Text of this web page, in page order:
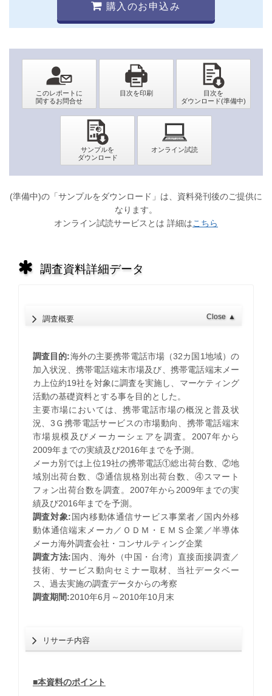
購入のお申込み
(準備中)の「サンプルをダウンロード」は、資料発刊後のご提供に
なります。
オンライン試読サービスとは 詳細はこちら
調査資料詳細データ
調査概要 Close ▲
調査目的:海外の主要携帯電話市場（32カ国1地域）の
加入状況、携帯電話端末市場及び、携帯電話端末メー
カ上位約19社を対象に調査を実施し、マーケティング
活動の基礎資料とする事を目的とした。
主要市場においては、携帯電話市場の概況と普及状
況、3Ｇ携帯電話サービスの市場動向、携帯電話端末
市場規模及びメーカーシェアを調査。2007年から
2009年までの実績及び2016年までを予測。
メーカ別では上位19社の携帯電話①総出荷台数、②地
域別出荷台数、③通信規格別出荷台数、④スマート
フォン出荷台数を調査。2007年から2009年までの実
績及び2016年までを予測。
調査対象: 国内移動体通信サービス事業者／国内外移
動体通信端末メーカ／ＯＤＭ・ＥＭＳ企業／半導体
メーカ海外調査会社・コンサルティング企業
調査方法: 国内、海外（中国・台湾）直接面接調査／
技術、サービス動向セミナー取材、当社データベー
ス、過去実施の調査データからの考察
調査期間:2010年6月～2010年10月末
リサーチ内容
■本資料のポイント